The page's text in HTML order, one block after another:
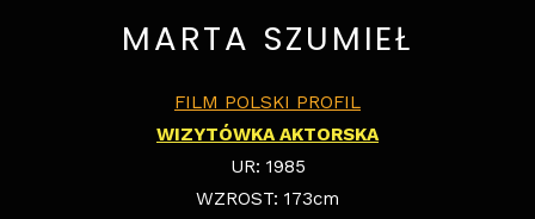
MARTA SZUMIEŁ
FILM POLSKI PROFIL
WIZYTÓWKA AKTORSKA
UR: 1985
WZROST: 173cm